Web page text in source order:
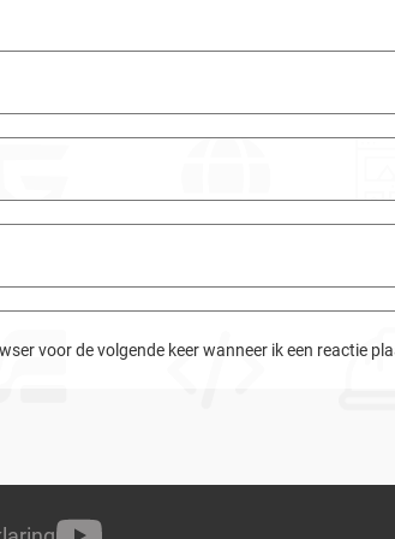
voor de volgende keer wanneer ik een reactie